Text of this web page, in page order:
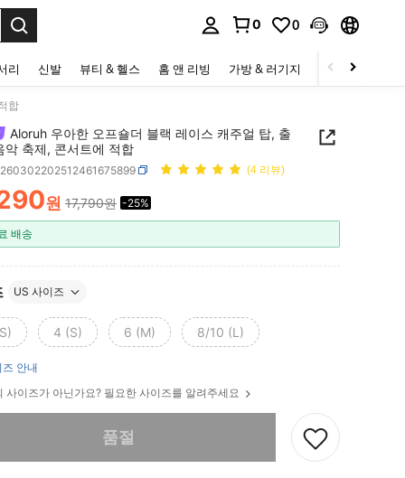
0 0
리 신발 뷰티 & 헬스 홈 앤 리빙 가방 & 러기지 스포츠 & 아웃
합
Aloruh 우아한 오프숄더 블랙 레이스 캐주얼 탑, 출
악 축제, 콘서트에 적합
(4 리뷰)
AND AVAILABILITY
원 17,790원 -25%
배송
US 사이즈
4 (S) 6 (M) 8/10 (L)
안내
사이즈가 아닌가요? 필요한 사이즈를 알려주세요
품절